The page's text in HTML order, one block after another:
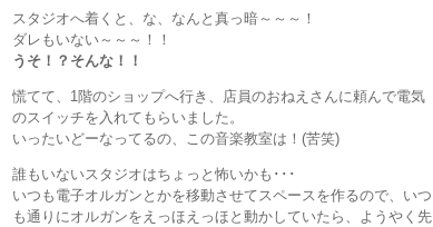
スタジオへ着くと、な、なんと真っ暗～～～！
ダレもいない～～～！！
うそ！？そんな！！
慌てて、1階のショップへ行き、店員のおねえさんに頼んで電気
のスイッチを入れてもらいました。
いったいどーなってるの、この音楽教室は！(苦笑)
誰もいないスタジオはちょっと怖いかも･･･
いつも電子オルガンとかを移動させてスペースを作るので、いつ
も通りにオルガンをえっほえっほと動かしていたら、ようやく先